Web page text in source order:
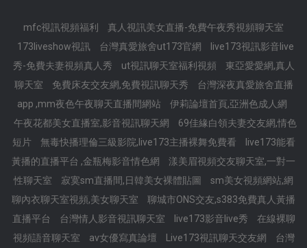
mfc視訊視頻福利
真人視訊美女直播-免費午夜秀視頻聊天室
173liveshow視訊
台灣真愛旅舍ut173官網
live173視訊影音live
秀-免費夫妻視頻真人秀
ut視訊聊天室福利視頻
東亞愛愛網,真人
聊天室
免費床友交友網,免費視訊聊天秀
台灣深夜真愛旅舍直播
app ,mm夜色午夜聊天直播間網站
伊莉論壇首頁,亞洲色成人網
午夜花都美女直播室,影音視訊聊天網
69佳緣白領夫妻交友網,情色
短片
無毒快播理倫三級影院,live173主播裸舞免費看
live173能看
黃播的直播平台 ,金瓶梅影音情色網
漾美眉視頻交友聊天室,一對一
性聊天室
寂寞sm直播間,日韓美女裸體貼圖
sm美女視頻網站,網
聊內衣聊天室視頻,美女聊天室
聊城市ONS交友,s383免費真人黃播
直播平台
台灣情人影音視訊聊天室 live173影音live秀
在線裸聊
視頻語音聊天室
av女優寫真論壇 Live173視訊聊天交友網
台灣